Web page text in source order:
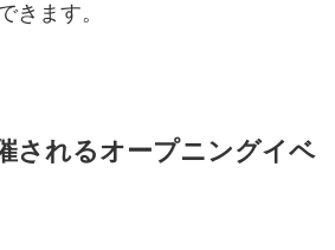
きます。
されるオープニングイベ